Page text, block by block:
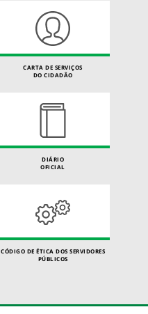
CARTA DE SERVIÇOS
DO CIDADÃO
DIÁRIO
OFICIAL
CÓDIGO DE ÉTICA DOS SERVIDORES
PÚBLICOS